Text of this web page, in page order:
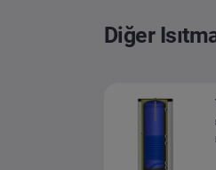
Diğer